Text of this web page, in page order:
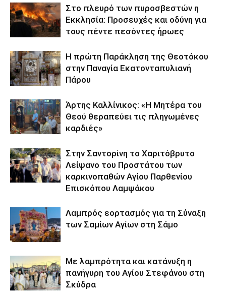
Στο πλευρό των πυροσβεστών η
Εκκλησία: Προσευχές και οδύνη για
τους πέντε πεσόντες ήρωες
Η πρώτη Παράκληση της Θεοτόκου
στην Παναγία Εκατονταπυλιανή
Πάρου
Άρτης Καλλίνικος: «Η Μητέρα του
Θεού θεραπεύει τις πληγωμένες
καρδιές»
Στην Σαντορίνη το Χαριτόβρυτο
Λείψανο του Προστάτου των
καρκινοπαθών Αγίου Παρθενίου
Επισκόπου Λαμψάκου
Λαμπρός εορτασμός για τη Σύναξη
των Σαμίων Αγίων στη Σάμο
Με λαμπρότητα και κατάνυξη η
πανήγυρη του Αγίου Στεφάνου στη
Σκύδρα